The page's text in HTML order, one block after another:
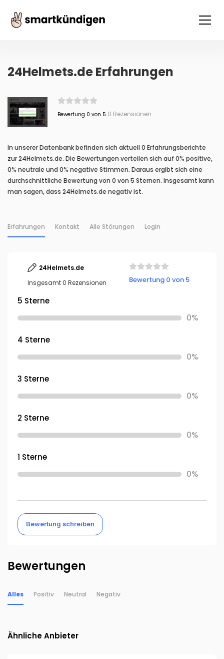
24Helmets.de Erfahrungen
Bewertung 0 von 5 0 Rezensionen
In unserer Datenbank befinden sich aktuell 0 Erfahrungsberichte
zur 24Helmets.de. Die Bewertungen verteilen sich auf 0% positive,
0% neutrale und 0% negative Stimmen. Daraus ergibt sich eine
durchschnittliche Bewertung von 0 von 5 Sternen. Insgesamt kann
man sagen, dass 24Helmets.de negativ ist.
Erfahrungen Kontakt Alle Störungen Login
24Helmets.de
Insgesamt 0 Rezensionen
Bewertung 0 von 5
5 Sterne
0%
4 Sterne
0%
3 Sterne
0%
2 Sterne
0%
1 Sterne
0%
Bewertung schreiben
Bewertungen
Alles Positiv Neutral Negativ
Ähnliche Anbieter